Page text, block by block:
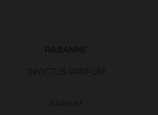
RABANNE
INVICTUS PARFUM
PARFUM